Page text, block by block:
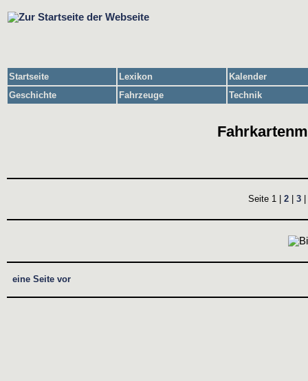
Startseite Lexikon
Kalender
Geschichte
Fahrzeuge Technik
Seite 1 | 2| 3|
eine Seite vor